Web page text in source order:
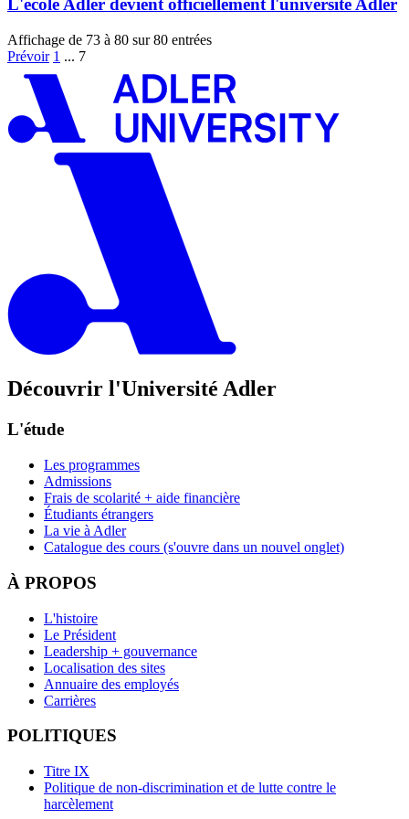
L'école Adler devient officiellement l'université Adler
Affichage de 73 à 80 sur 80 entrées
Prévoir 1 ... 7
Découvrir l'Université Adler
L'étude
Les programmes
Admissions
Frais de scolarité + aide financière
Étudiants étrangers
La vie à Adler
Catalogue des cours (s'ouvre dans un nouvel onglet)
À PROPOS
L'histoire
Le Président
Leadership + gouvernance
Localisation des sites
Annuaire des employés
Carrières
POLITIQUES
Titre IX
Politique de non-discrimination et de lutte contre le
harcèlement